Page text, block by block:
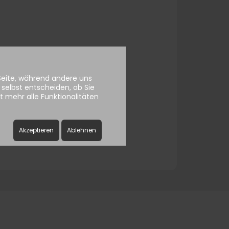
während andere uns
entscheiden, ob Sie
mehr alle Funktionalitäten
Akzeptieren Ablehnen